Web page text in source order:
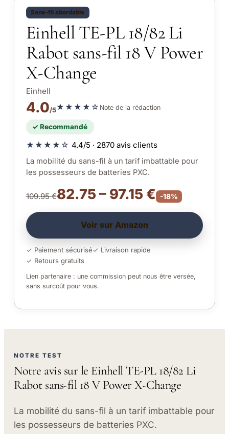
Sans-fil abordable
Einhell TE-PL 18/82 Li
Rabot sans-fil 18 V Power
X-Change
Einhell
4.0/5★★★★☆ Note de la rédaction
✓ Recommandé
★★★★☆ 4.4/5 · 2870 avis clients
La mobilité du sans-fil à un tarif imbattable pour
les possesseurs de batteries PXC.
109.95 €82.75 – 97.15 € -18%
Voir sur Amazon
✓ Paiement sécurisé✓ Livraison rapide
✓ Retours gratuits
Lien partenaire : une commission peut nous être versée,
sans surcoût pour vous.
NOTRE TEST
Notre avis sur le Einhell TE-PL 18/82 Li
Rabot sans-fil 18 V Power X-Change
La mobilité du sans-fil à un tarif imbattable pour
les possesseurs de batteries PXC.